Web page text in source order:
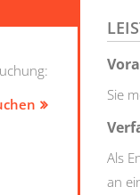
Sie
Als
an